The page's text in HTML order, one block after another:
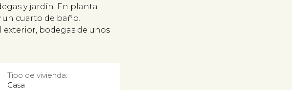
y jardín. En planta
cuarto de baño.
bodegas de unos
Tipo de vivienda:
Casa